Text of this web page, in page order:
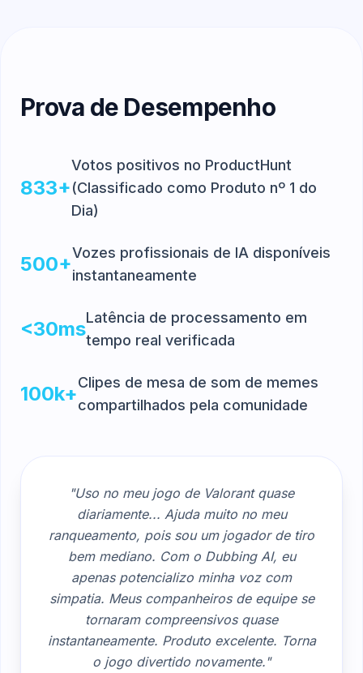
Prova de Desempenho
833+
Votos positivos no ProductHunt
(Classificado como Produto nº 1 do
Dia)
500+Vozes profissionais de IA disponíveis
instantaneamente
<30msLatência de processamento em
tempo real verificada
100k+Clipes de mesa de som de memes
compartilhados pela comunidade
"Uso no meu jogo de Valorant quase
diariamente... Ajuda muito no meu
ranqueamento, pois sou um jogador de tiro
bem mediano. Com o Dubbing AI, eu
apenas potencializo minha voz com
simpatia. Meus companheiros de equipe se
tornaram compreensivos quase
instantaneamente. Produto excelente. Torna
o jogo divertido novamente."